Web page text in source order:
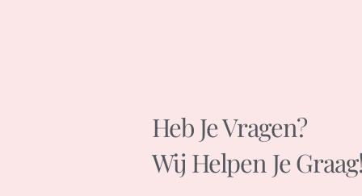
Heb Je Vragen?
Wij Helpen Je